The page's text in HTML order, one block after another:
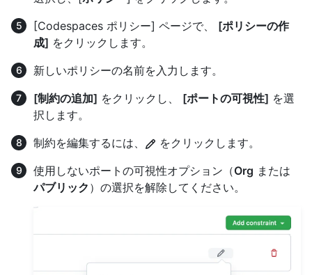
[Codespaces ポリシー] ページで、 [ポリシーの作
成] をクリックします。
新しいポリシーの名前を入力します。
[制約の追加] をクリックし、 [ポートの可視性] を選
択します。
制約を編集するには、
をクリックします。
使用しないポートの可視性オプション（Org または
パブリック ）の選択を解除してください。